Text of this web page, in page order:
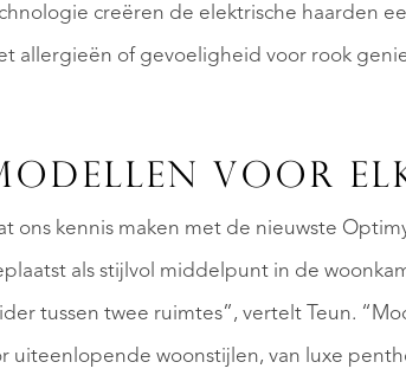
creëren de elektrische haarden
allergieën of gevoeligheid voor rook
VOOR
ons kennis maken met de nieuwste
als stijlvol middelpunt in de
tussen twee ruimtes”, vertelt Teun.
uiteenlopende woonstijlen, van luxe